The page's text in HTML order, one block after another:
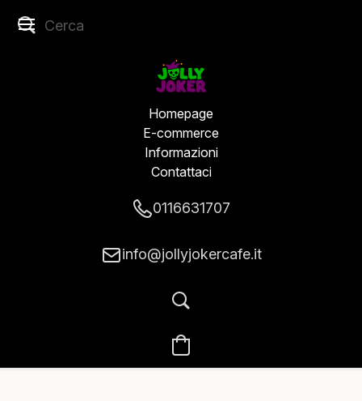
Homepage
E-commerce
Informazioni
Contattaci
0116631707
info@jollyjokercafe.it